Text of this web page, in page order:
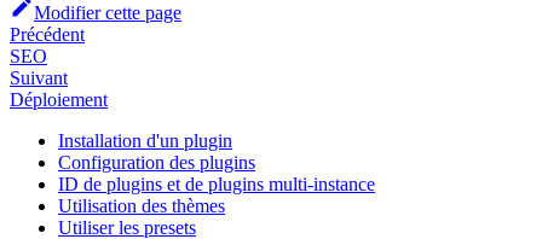
Modifier cette page
Précédent
SEO
Suivant
Déploiement
Installation d'un plugin
Configuration des plugins
ID de plugins et de plugins multi-instance
Utilisation des thèmes
Utiliser les presets